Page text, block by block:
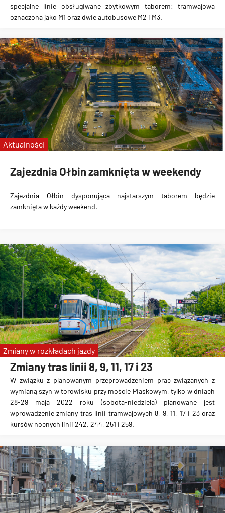
specjalne linie obsługiwane zbytkowym taborem: tramwajowa
oznaczona jako M1 oraz dwie autobusowe M2 i M3.
Zajezdnia Ołbin zamknięta w weekendy
Zajezdnia Ołbin dysponująca najstarszym taborem będzie
zamknięta w każdy weekend.
Aktualności
Zmiany tras linii 8, 9, 11, 17 i 23
W związku z planowanym przeprowadzeniem prac związanych z
wymianą szyn w torowisku przy moście Piaskowym, tylko w dniach
28-29 maja 2022 roku (sobota-niedziela) planowane jest
wprowadzenie zmiany tras linii tramwajowych 8, 9, 11, 17 i 23 oraz
kursów nocnych linii 242, 244, 251 i 259.
Zmiany w rozkładach jazdy